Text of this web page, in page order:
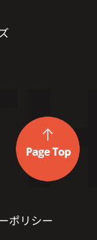
ポリシー